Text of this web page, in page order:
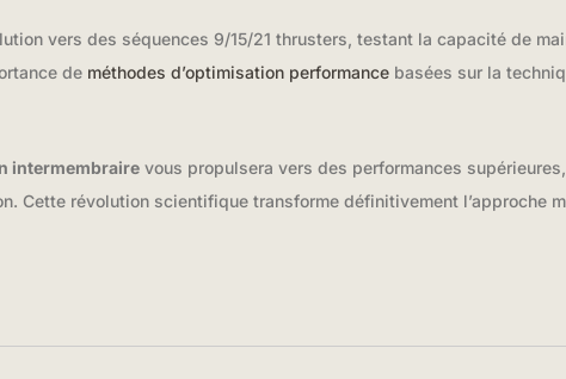
vers des séquences 9/15/21 thrusters, testant la capacité de
de méthodes d’optimisation performance basées sur la
intermembraire vous propulsera vers des performances
Cette révolution scientifique transforme définitivement l’approche